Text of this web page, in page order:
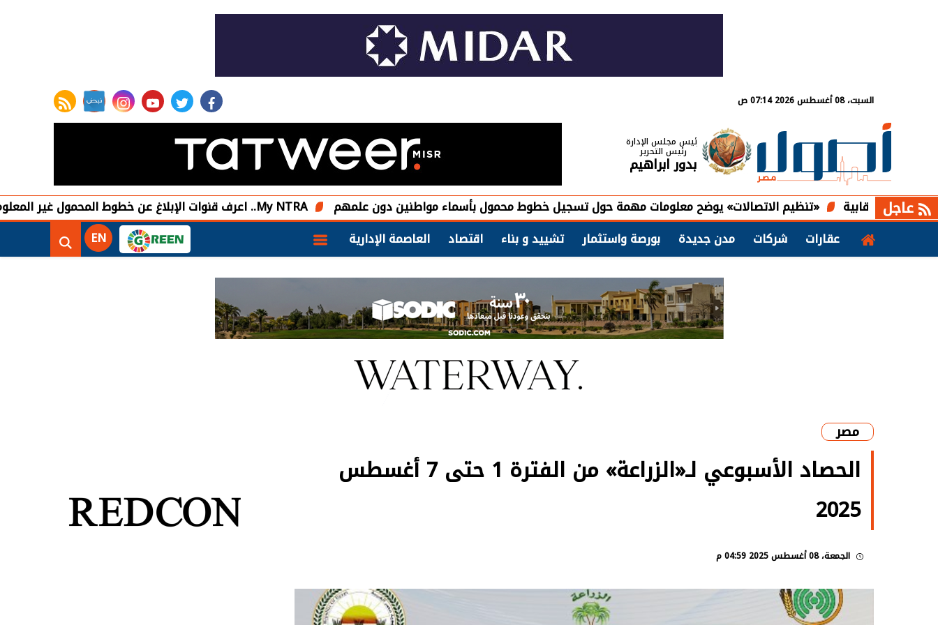
السبت، 08 أغسطس 2026 07:14 ص facebook
twitter
youtube
instagram
rss feed
رئيس مجلس الإدارة
رئيس التحرير
بدور ابراهيم
عاجل مصر My NTRA.. اعرف قنوات الإبلاغ عن خطوط المحمول غير المعلومة
«تنظيم الاتصالات» يوضح معلومات مهمة حول تسجيل خطوط محمول بأسماء مواطنين دون علمهم
عقارات
شركات مدن جديدة بورصة واستثمار تشييد و بناء اقتصاد العاصمة الإدارية EN
مصر
الحصاد الأسبوعي لـ«الزراعة» من الفترة 1 حتى 7 أغسطس
2025
الجمعة، 08 أغسطس 2025 04:59 م